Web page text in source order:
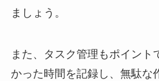
ましょう。
また、タスク管理もポイント
かった時間を記録し、無駄な